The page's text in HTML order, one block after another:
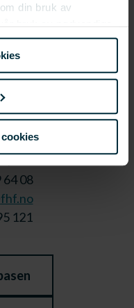
din bruk av
bruk av nødvendige
vårt.
1,
64 08
121